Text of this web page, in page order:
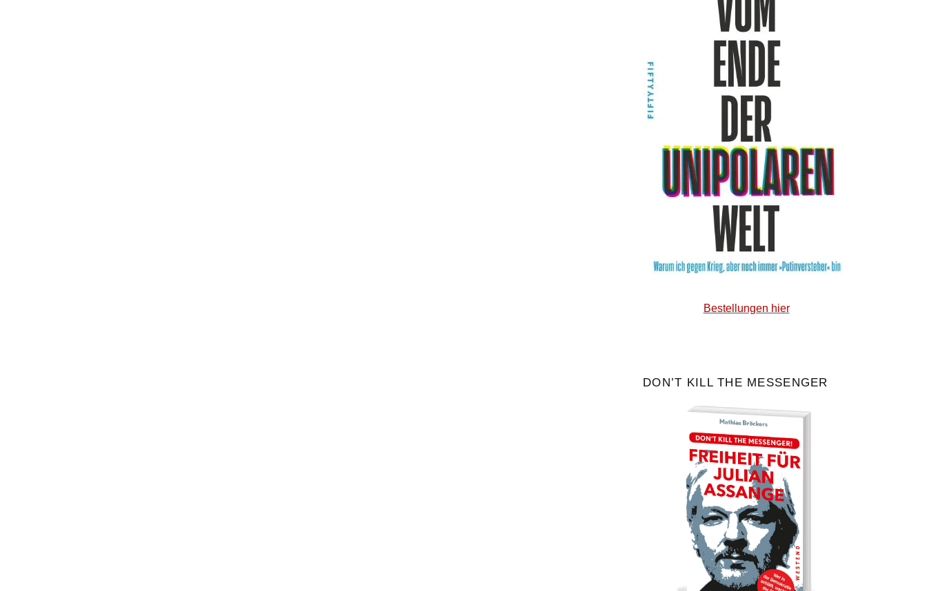
Bestellungen hier
DON’T KILL THE MESSENGER